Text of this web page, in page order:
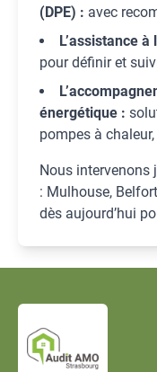
(DPE) : avec
L’assistance
pour définir et
énergétique :
pompes à
Nous intervenons
: Mulhouse,
dès aujourd’hui